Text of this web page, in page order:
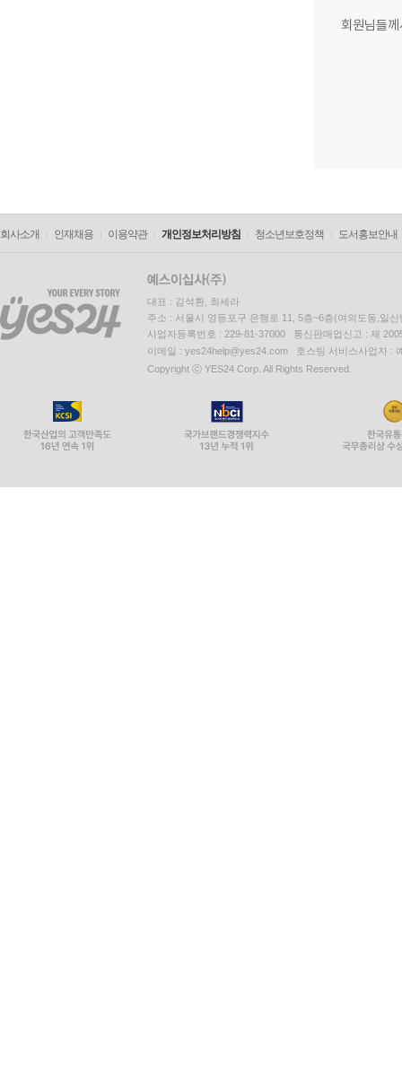
회원님들
회사소개 인재채용 이용약관 개인정보처리방침 청소년보호정책 도서홍보안내
대표 : 김석환, 최세라
주소 : 서울시 영등포구 은행로 11, 5층~6층(여의도동,일신
사업자등록번호 : 229-81-37000 통신판매업신고 : 제
이메일 : yes24help@yes24.com 호스팅 서비스사업자 :
Copyright ⓒ YES24 Corp. All Rights Reserved.